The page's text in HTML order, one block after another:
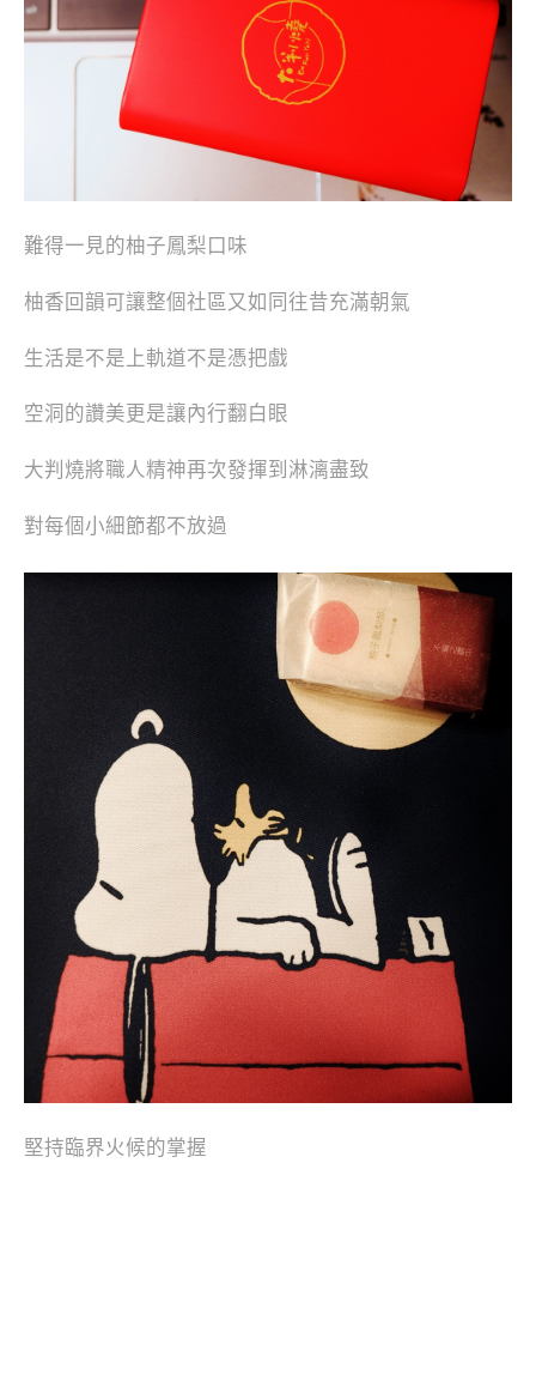
難得一見的柚子鳳梨口味
柚香回韻可讓整個社區又如同往昔充滿朝氣
生活是不是上軌道不是憑把戲
空洞的讚美更是讓內行翻白眼
大判燒將職人精神再次發揮到淋漓盡致
對每個小細節都不放過
堅持臨界火候的掌握